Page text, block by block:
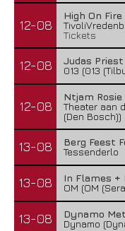
12-08
High On Fire
Tickets
12-08
Judas Priest
013 (013
12-08
Ntjam
Theater aan
(Den Bosch))
13-08
Berg Feest
Tessenderlo
13-08
In Flames +
OM (OM
13-08
Dynamo
Dynamo